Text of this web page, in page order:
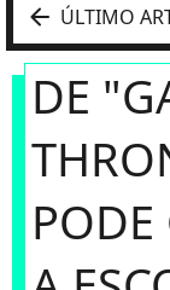
arrow_left ÚLTIMO
DE
PODE